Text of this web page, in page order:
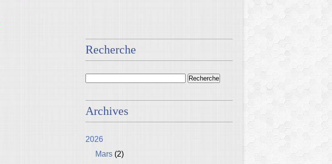
Recherche
Archives
2026
Mars (2)